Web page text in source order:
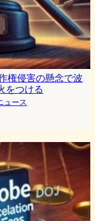
権侵害の懸念で波
をつける
ュース